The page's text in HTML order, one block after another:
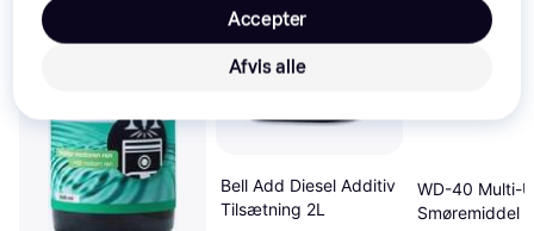
Bell Add Diesel Additiv
Tilsætning 2L
WD-40 Multi-
Smøremiddel
Afvis alle
Accepter